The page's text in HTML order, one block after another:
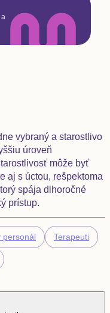
a
vybraný a starostlivo
úroveň
môže byť
aj s úctou, rešpektoma
spája dlhoročné
prístup.
personál Terapeuti